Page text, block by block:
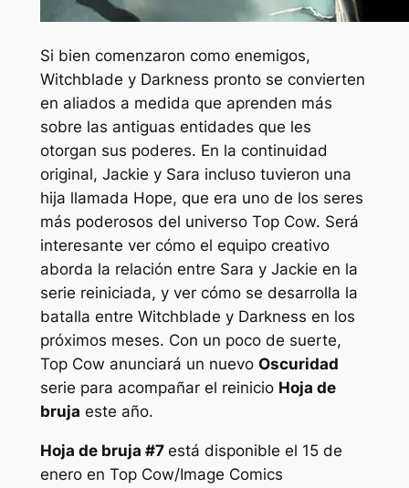
Si bien comenzaron como enemigos,
Witchblade y Darkness pronto se convierten
en aliados a medida que aprenden más
sobre las antiguas entidades que les
otorgan sus poderes. En la continuidad
original, Jackie y Sara incluso tuvieron una
hija llamada Hope, que era uno de los seres
más poderosos del universo Top Cow. Será
interesante ver cómo el equipo creativo
aborda la relación entre Sara y Jackie en la
serie reiniciada, y ver cómo se desarrolla la
batalla entre Witchblade y Darkness en los
próximos meses. Con un poco de suerte,
Top Cow anunciará un nuevo Oscuridad
serie para acompañar el reinicio Hoja de
bruja este año.
Hoja de bruja #7 está disponible el 15 de
enero en Top Cow/Image Comics